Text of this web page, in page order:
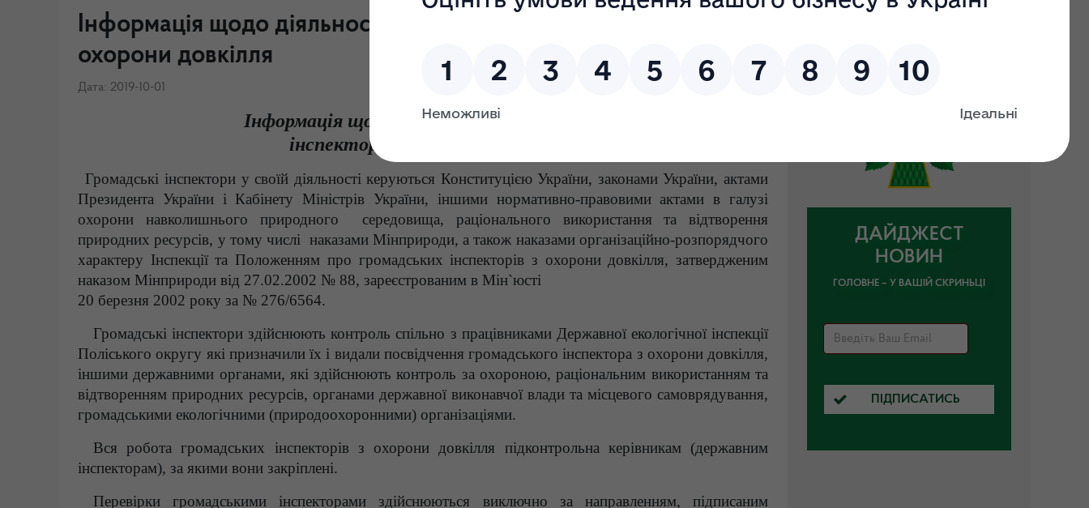
Інформація щодо діяльності громадських інспекторів з
охорони довкілля
Дата: 2019-10-01
Інформація щодо діяльності громадських
інспекторів з охорони довкілля
Громадські інспектори у своїй діяльності керуються Конституцією України, законами України, актами
Президента України і Кабінету Міністрів України, іншими нормативно-правовими актами в галузі
охорони навколишнього природного середовища, раціонального використання та відтворення
природних ресурсів, у тому числі наказами Мінприроди, а також наказами організаційно-розпорядчого
характеру Інспекції та Положенням про громадських інспекторів з охорони довкілля, затвердженим
наказом Мінприроди від 27.02.2002 № 88, зареєстрованим в Мін`юсті
20 березня 2002 року за № 276/6564.
Громадські інспектори здійснюють контроль спільно з працівниками Державної екологічної інспекції
Поліського округу які призначили їх і видали посвідчення громадського інспектора з охорони довкілля,
іншими державними органами, які здійснюють контроль за охороною, раціональним використанням та
відтворенням природних ресурсів, органами державної виконавчої влади та місцевого самоврядування,
громадськими екологічними (природоохоронними) організаціями.
Вся робота громадських інспекторів з охорони довкілля підконтрольна керівникам (державним
інспекторам), за якими вони закріплені.
Перевірки громадськими інспекторами здійснюються виключно за направленням, підписаним
ДАЙДЖЕСТ
НОВИН
ГОЛОВНЕ – У ВАШІЙ СКРИНЬЦІ
ПІДПИСАТИСЬ